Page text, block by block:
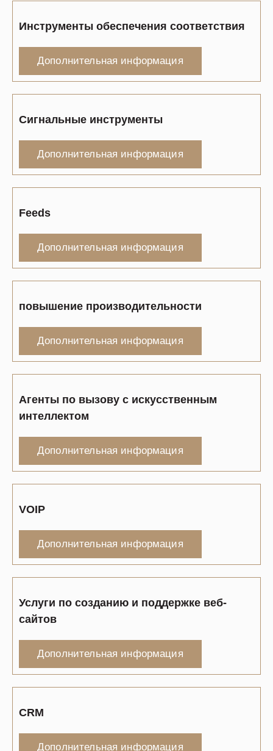
Инструменты обеспечения соответствия
Дополнительная информация
Сигнальные инструменты
Дополнительная информация
Feeds
Дополнительная информация
повышение производительности
Дополнительная информация
Агенты по вызову с искусственным
интеллектом
Дополнительная информация
VOIP
Дополнительная информация
Услуги по созданию и поддержке веб-
сайтов
Дополнительная информация
CRM
Дополнительная информация